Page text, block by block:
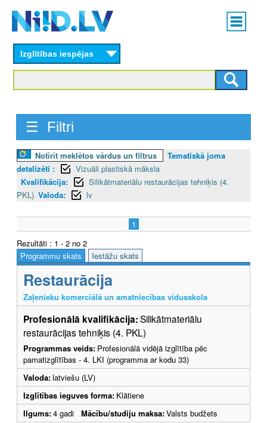
content
Main
menu
Izglītības iespējas
☰ Filtri
Notīrīt meklētos vārdus un filtrus
Tematiskā joma
detalizēti :
Vizuāli plastiskā māksla
Kvalifikācija:
Silikātmateriālu restaurācijas tehniķis (4.
PKL) Valoda: lv
1
Rezultāti : 1 - 2 no 2
Programmu skats
Iestāžu skats
Restaurācija
Zaļenieku komerciālā un amatniecības vidusskola
Profesionālā kvalifikācija:Silikātmateriālu
restaurācijas tehniķis (4. PKL)
Programmas veids: Profesionālā vidējā izglītība pēc
pamatizglītības - 4. LKI (programma ar kodu 33)
Valoda:latviešu (LV)
Izglītības ieguves forma: Klātiene
Ilgums:4 gadi Mācību/studiju maksa:Valsts budžets